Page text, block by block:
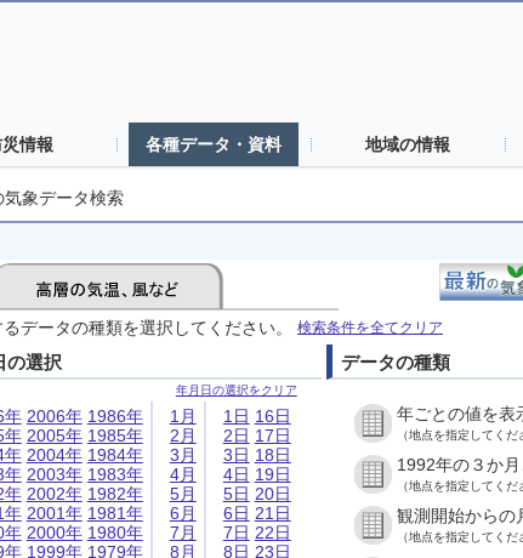
災情報 各種データ・資料 地域の情報
気象データ検索
データの種類を選択してください。 検索条件を全てクリア
の選択
年月日の選択をクリア
年
年
年
年
年
年
年
年
2006年
2005年
2004年
2003年
2002年
2001年
2000年
1999年
1986年
1985年
1984年
1983年
1982年
1981年
1980年
1979年
1月
2月
3月
4月
5月
6月
7月
8月
1日
2日
3日
4日
5日
6日
7日
8日
16日
17日
18日
19日
20日
21日
22日
23日
データの種類
年ごとの値を表
（地点を指定してくだ
1992年の３か
（地点を指定してくだ
観測開始からの
（地点を指定してくだ